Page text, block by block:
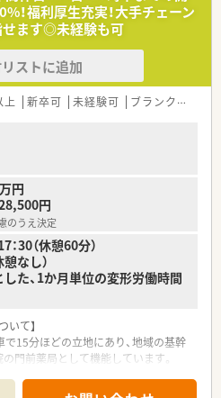
！福利厚生充実！大手チェーン
せます◎未経験も可
ストに追加
上 新卒可 未経験可 ブランク可
円
円
のうえ決定
30（休憩60分）
なし）
た、1か月単位の変形労働時間
いて】
15分ほどの立地にあり、地域の基幹
門前薬局として機能しています。
度応需しており、幅広い処方知識が習